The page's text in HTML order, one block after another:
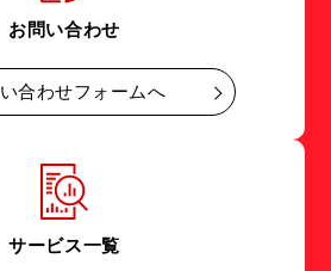
お問い合わせ
合わせフォームへ
サービス一覧